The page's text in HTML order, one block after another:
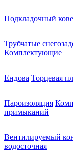
Подкладочный
Трубчатые
Комплектующие
Ендова Торцевая
Пароизоляция
примыканий
Вентилируемый
водосточная